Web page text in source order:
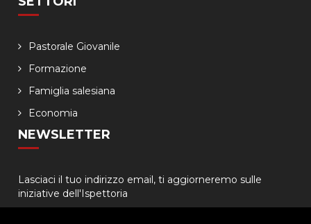
Pastorale Giovanile
Formazione
Famiglia salesiana
Economia
NEWSLETTER
Lasciaci il tuo indirizzo email, ti aggiorneremo sulle
iniziative dell'Ispettoria